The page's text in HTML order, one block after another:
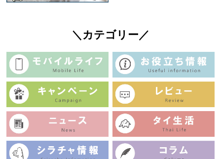
＼カテゴリー／